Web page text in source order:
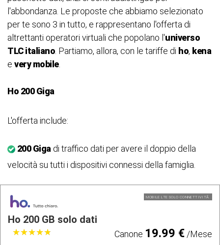
l'abbondanza. Le proposte che abbiamo selezionato
per te sono 3 in tutto, e rappresentano l'offerta di
altrettanti operatori virtuali che popolano l'universo
TLC italiano . Partiamo, allora, con le tariffe di ho, kena
e very mobile.
Ho 200 Giga
L'offerta include:
200 Giga di traffico dati per avere il doppio della
velocità su tutti i dispositivi connessi della famiglia.
MOBILE LTE SOLO CONNETTIVITÃ
Ho 200 GB solo dati
★★★★★
★★★★★ Canone 19.99 €/Mese